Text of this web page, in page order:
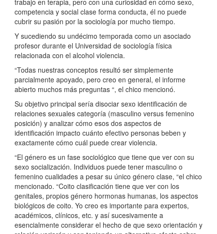
trabajo en terapia, pero con una curiosidad en cómo sexo,
competencia y social clase forma conducta, él no puede
cubrir su pasión por la sociología por mucho tiempo.
Y sucediendo su undécimo temporada como un asociado
profesor durante el Universidad de sociología física
relacionada con el alcohol violencia.
“Todas nuestras conceptos resultó ser simplemente
parcialmente apoyado, pero creo en general, el informe
abierto muchos más preguntas “, el chico mencionó.
Su objetivo principal sería disociar sexo identificación de
relaciones sexuales categoría (masculino versus femenino
posición) y analizar cómo esos dos aspectos de
identificación impacto cuánto efectivo personas beben y
exactamente cómo cuál puede crear violencia.
“El género es un fase sociológico que tiene que ver con su
sexo socialización. Individuos puede tener masculino o
femenino cualidades a pesar su único género clase, “el chico
mencionado. “Coito clasificación tiene que ver con los
genitales, propios género hormonas humanas, los aspectos
biológicos de coito. Yo creo es importante para expertos,
académicos, clínicos, etc. y así sucesivamente a
esencialmente considerar el hecho de que sexo orientación y